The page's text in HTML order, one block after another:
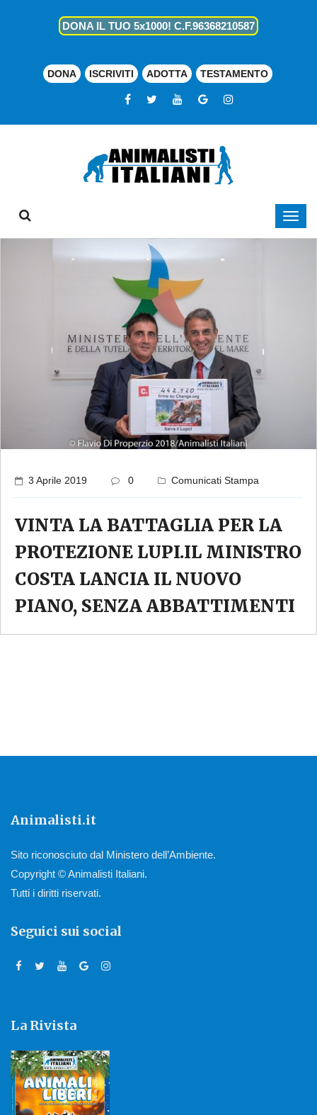
DONA IL TUO 5x1000! C.F.96368210587
DONA ISCRIVITI ADOTTA TESTAMENTO
3 Aprile 2019 0 Comunicati Stampa
VINTA LA BATTAGLIA PER LA
PROTEZIONE LUPI.IL MINISTRO
COSTA LANCIA IL NUOVO
PIANO, SENZA ABBATTIMENTI
Animalisti.it
Sito riconosciuto dal Ministero dell’Ambiente.
Copyright © Animalisti Italiani.
Tutti i diritti riservati.
Seguici sui social
La Rivista